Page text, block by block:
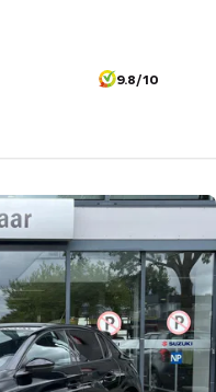
9.8/10